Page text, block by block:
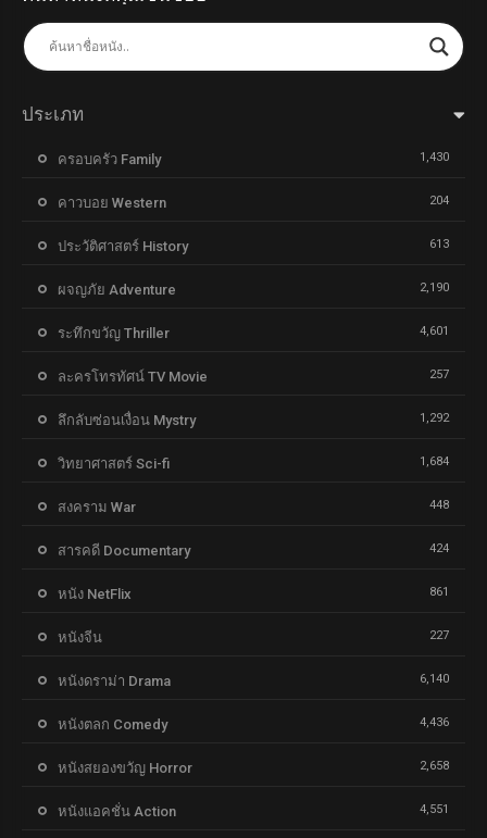
ประเภท
ครอบครัว Family 1,430
คาวบอย Western 204
ประวัติศาสตร์ History 613
ผจญภัย Adventure 2,190
ระทึกขวัญ Thriller 4,601
ละครโทรทัศน์ TV Movie 257
ลึกลับซ่อนเงื่อน Mystry 1,292
วิทยาศาสตร์ Sci-fi 1,684
สงคราม War 448
สารคดี Documentary 424
หนัง NetFlix 861
หนังจีน 227
หนังดราม่า Drama 6,140
หนังตลก Comedy 4,436
หนังสยองขวัญ Horror 2,658
หนังแอคชั่น Action 4,551